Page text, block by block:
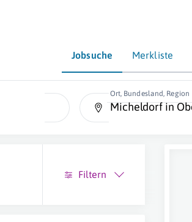
Jobsuche Merkliste
Ort, Bundesland, Region
Filtern